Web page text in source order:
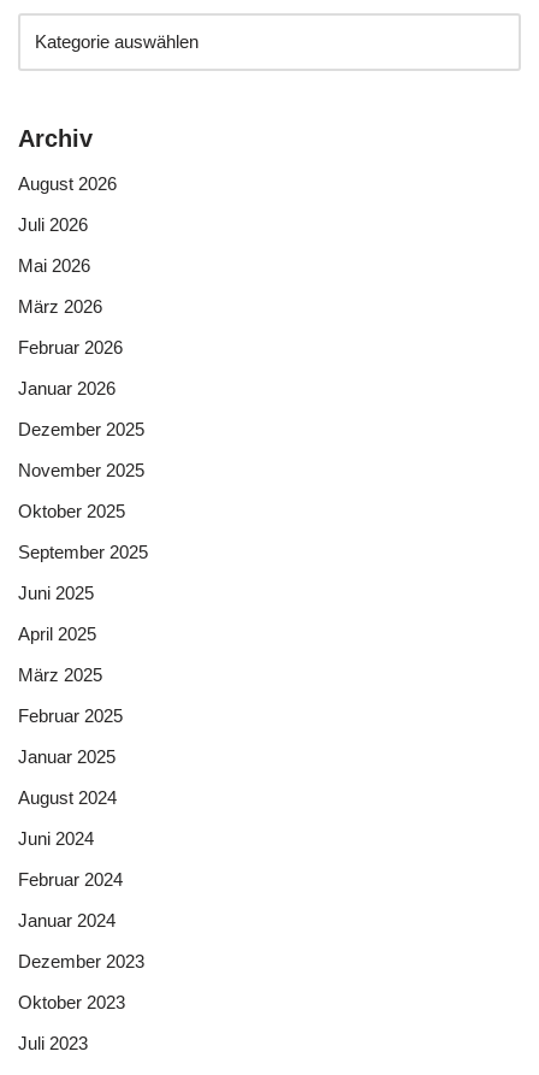
Archiv
August 2026
Juli 2026
Mai 2026
März 2026
Februar 2026
Januar 2026
Dezember 2025
November 2025
Oktober 2025
September 2025
Juni 2025
April 2025
März 2025
Februar 2025
Januar 2025
August 2024
Juni 2024
Februar 2024
Januar 2024
Dezember 2023
Oktober 2023
Juli 2023